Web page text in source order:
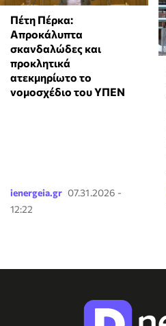
Πέτη Πέρκα:
Απροκάλυπτα
σκανδαλώδες και
προκλητικά
ατεκμηρίωτο το
νομοσχέδιο του ΥΠΕΝ
ienergeia.gr 07.31.2026 -
12:22